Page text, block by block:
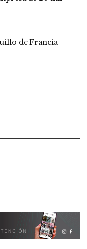
de Francia